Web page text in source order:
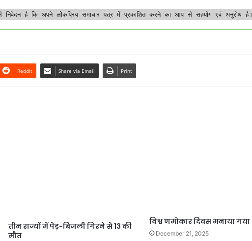
निवेदन है कि अपने लोेकप्रिय समाचार पत्र में प्रकाशित करने का आप से सहयोग एवं अनुरोध है।
Reddit Share via Email Print
तीन राज्यों में पेड़-बिजली गिरने से 13 की
मौत
विश्व णमोकार दिवस मनाया गया
December 21, 2025